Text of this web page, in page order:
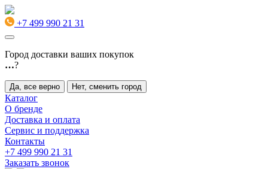
+7 499 990 21 31
Город доставки ваших покупок
…?
Да, все верно Нет, сменить город
Каталог
О бренде
Доставка и оплата
Сервис и поддержка
Контакты
+7 499 990 21 31
Заказать звонок